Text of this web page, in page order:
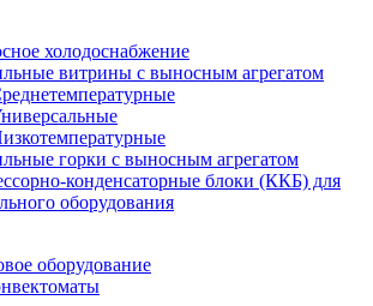
холодоснабжение
витрины с выносным агрегатом
горки с выносным агрегатом
конденсаторные блоки (ККБ) для
оборудования
оборудование